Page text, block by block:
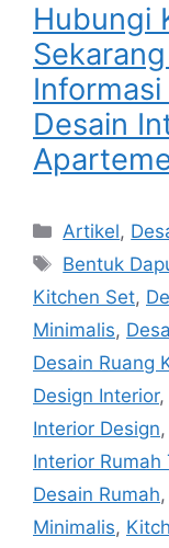
Hubungi
Desain
Artikel,
Bentuk
Kitchen Set,
Minimalis,
Desain Ruang
Design Interior,
Interior Design,
Interior Rumah
Desain Rumah,
Minimalis,